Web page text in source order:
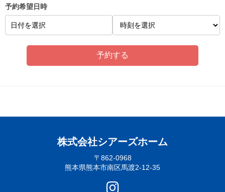
予約希望日時
日付を選択
株式会社シアーズホーム
〒862-0968
熊本県熊本市南区馬渡2-12-35